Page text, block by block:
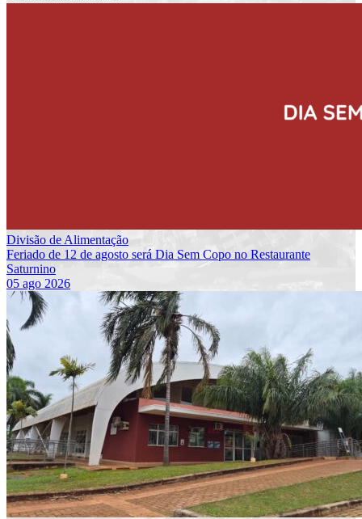
Divisão de Alimentação
Feriado de 12 de agosto será Dia Sem Copo no Restaurante
Saturnino
05 ago 2026